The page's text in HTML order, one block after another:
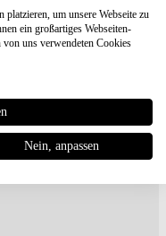
oder Buch dabei ***
platzieren, um unsere Webseite zu
ein großartiges Webseiten-
uns verwendeten Cookies
Nein, anpassen